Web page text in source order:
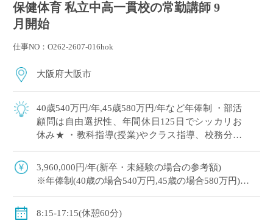
保健体育 私立中高一貫校の常勤講師 9
月開始
仕事NO：O262-2607-016hok
大阪府大阪市
40歳540万円/年,45歳580万円/年など年俸制 ・部活
顧問は自由選択性、年間休日125日でシッカリお
休み★ ・教科指導(授業)やクラス指導、校務分掌
チェンジなど教員初め […]
3,960,000円/年(新卒・未経験の場合の参考額)
※年俸制(40歳の場合540万円,45歳の場合580万円)
◇保険：私学共済、雇用保険、労災保険
8:15-17:15(休憩60分)